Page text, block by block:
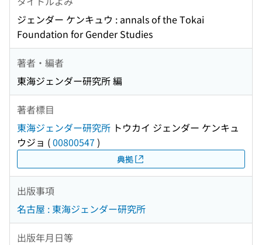
ジェンダー ケンキュウ : annals of the Tokai
Foundation for Gender Studies
著者・編者
東海ジェンダー研究所 編
著者標目
東海ジェンダー研究所 トウカイ ジェンダー ケンキュ
ウジョ (00800547 )
典拠
出版事項
名古屋 : 東海ジェンダー研究所
出版年月日等